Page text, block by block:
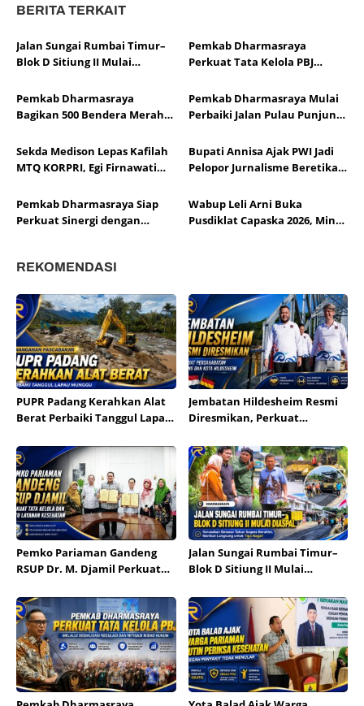
BERITA TERKAIT
Jalan Sungai Rumbai Timur–
Blok D Sitiung II Mulai
Tahun Segera Berakhir
Pemkab Dharmasraya
Perkuat Tata Kelola PBJ
dan Mitigasi Risiko Hukum
Pemkab Dharmasraya
Bagikan 500 Bendera Merah
Pemkab Dharmasraya Mulai
Perbaiki Jalan Pulau Punjung–
Sekda Medison Lepas Kafilah
MTQ KORPRI, Egi Firnawati
Nasional
Bupati Annisa Ajak PWI Jadi
Pelopor Jurnalisme Beretika
Pemkab Dharmasraya Siap
Perkuat Sinergi dengan
Martua
Wabup Leli Arni Buka
Pusdiklat Capaska 2026, Minta
REKOMENDASI
PUPR Padang Kerahkan Alat
Berat Perbaiki Tanggul Lapau
Jembatan Hildesheim Resmi
Diresmikan, Perkuat
Kota Hildesheim
Pemko Pariaman Gandeng
RSUP Dr. M. Djamil Perkuat
Layanan Kesehatan
Jalan Sungai Rumbai Timur–
Blok D Sitiung II Mulai
Tahun Segera Berakhir